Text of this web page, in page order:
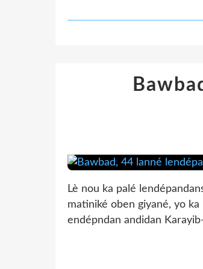
Lè nou ka palé
matiniké oben giyané, yo
endépndan andidan